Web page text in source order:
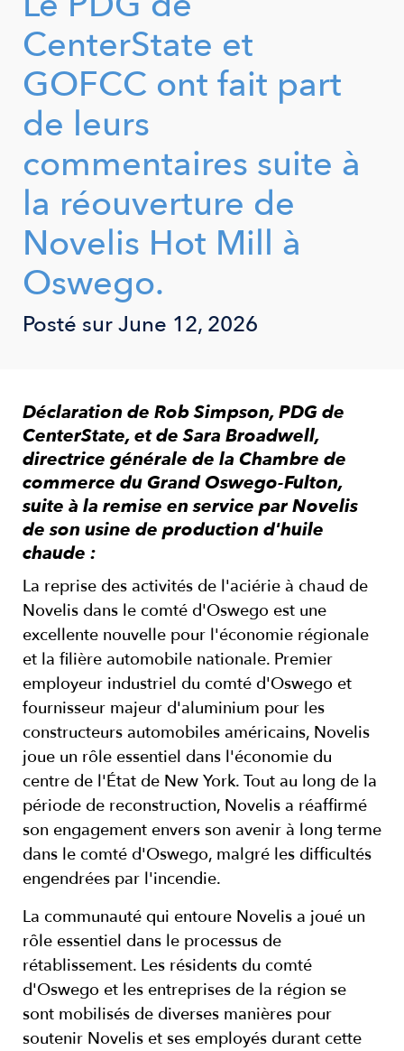
CenterState et
GOFCC ont fait part
de leurs
commentaires suite à
la réouverture de
Novelis Hot Mill à
Oswego.
Posté surJune 12, 2026
Déclaration de Rob Simpson, PDG de
CenterState, et de Sara Broadwell,
directrice générale de la Chambre de
commerce du Grand Oswego-Fulton,
suite à la remise en service par Novelis
de son usine de production d'huile
chaude :
La reprise des activités de l'aciérie à chaud de
Novelis dans le comté d'Oswego est une
excellente nouvelle pour l'économie régionale
et la filière automobile nationale. Premier
employeur industriel du comté d'Oswego et
fournisseur majeur d'aluminium pour les
constructeurs automobiles américains, Novelis
joue un rôle essentiel dans l'économie du
centre de l'État de New York. Tout au long de la
période de reconstruction, Novelis a réaffirmé
son engagement envers son avenir à long terme
dans le comté d'Oswego, malgré les difficultés
engendrées par l'incendie.
La communauté qui entoure Novelis a joué un
rôle essentiel dans le processus de
rétablissement. Les résidents du comté
d'Oswego et les entreprises de la région se
sont mobilisés de diverses manières pour
soutenir Novelis et ses employés durant cette